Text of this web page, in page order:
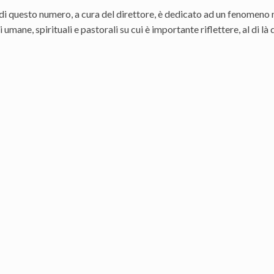
questo numero, a cura del direttore, è dedicato ad un
umane, spirituali e pastorali su cui è importante riflettere, al di